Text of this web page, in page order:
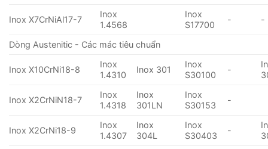
Inox X7CrNiAl17-7
Inox
1.4568
Inox
S17700
- -
Dòng Austenitic - Các mác tiêu chuẩn
Inox X10CrNi18-8
Inox
1.4310
Inox 301
Inox
S30100
-
Inox X2CrNiN18-7
Inox
1.4318
Inox
301LN
Inox
S30153
-
Inox X2CrNi18-9
Inox
1.4307
Inox
304L
Inox
S30403
-